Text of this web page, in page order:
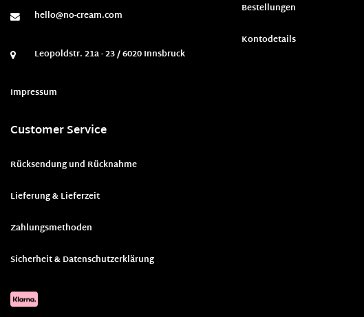
hello@no-cream.com
Leopoldstr. 21a - 23 / 6020 Innsbruck
Impressum
Customer Service
Rücksendung und Rücknahme
Lieferung & Lieferzeit
Zahlungsmethoden
Sicherheit & Datenschutzerklärung
Bestellungen
Kontodetails